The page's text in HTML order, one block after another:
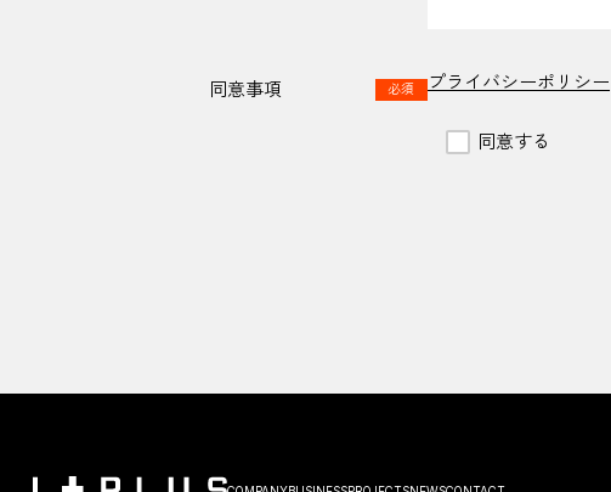
同意事項 必須 プライバシーポリシー
同意する